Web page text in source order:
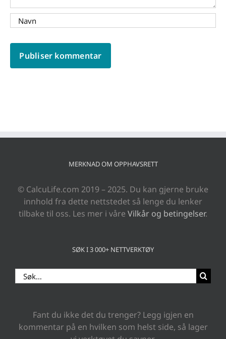
MERKNAD OM OPPHAVSRETT
© CalcuLife.com 2019 – 2025. Du kan gjerne bruke
innhold fra dette nettstedet så lenge du lenker
tilbake til oss. Les mer i våre Vilkår og betingelser.
SØK I 3 000+ NETTVERKTØY
Search
for:
Fant du ikke det du trenger? Legg igjen en
kommentar på en hvilken som helst side, så lager